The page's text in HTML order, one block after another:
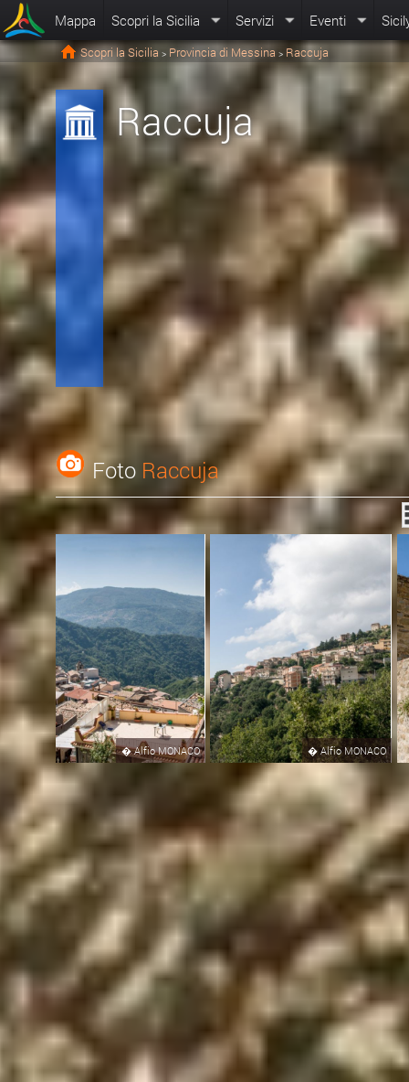
Mappa Scopri la Sicilia Servizi Eventi
Scopri la Sicilia > Provincia di Messina > Raccuja
Raccuja
Foto Raccuja
�Alfio MONACO �Alfio MONACO